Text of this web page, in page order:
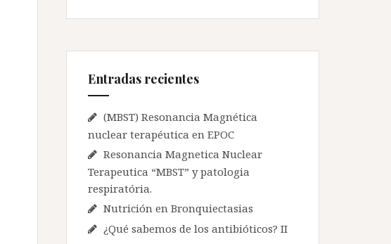
c
r
Entradas recientes
(MBST) Resonancia Magnética
nuclear terapéutica en EPOC
Resonancia Magnetica Nuclear
Terapeutica “MBST” y patologia
respiratória.
Nutrición en Bronquiectasias
¿Qué sabemos de los antibióticos? II